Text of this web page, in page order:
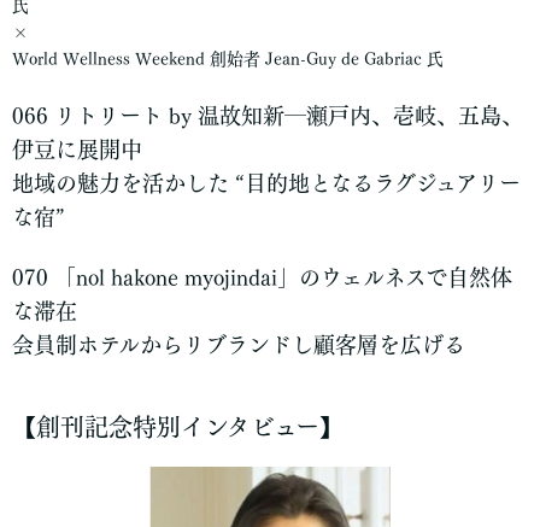
氏
×
World Wellness Weekend 創始者 Jean-Guy de Gabriac 氏
066
リトリート by 温故知新―瀬戸内、壱岐、五島、
伊豆に展開中
地域の魅力を活かした “目的地となるラグジュアリー
な宿”
070
「nol hakone myojindai」のウェルネスで自然体
な滞在
会員制ホテルからリブランドし顧客層を広げる
【創刊記念特別インタビュー】